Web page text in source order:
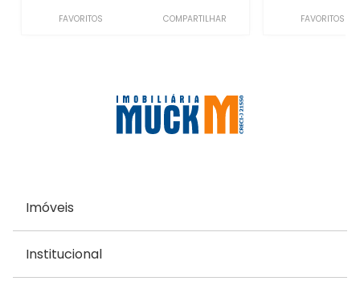
FAVORITOS COMPARTILHAR FAVORITOS
Imóveis
Institucional